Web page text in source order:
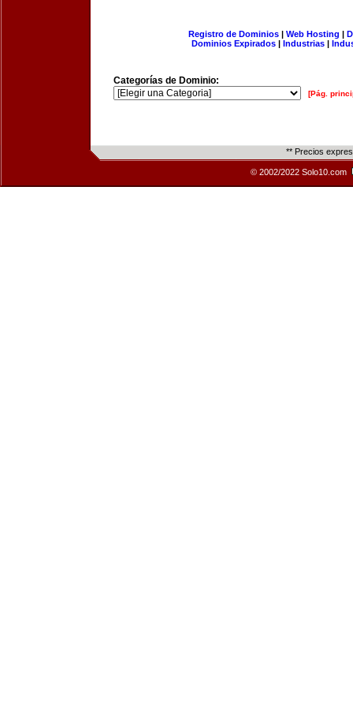
Registro de Dominios| Web Hosting |
Dominios Expirados | Industrias |
Categorías de Dominio:
[Pág.
** Precios
© 2002/2022 Solo10.com